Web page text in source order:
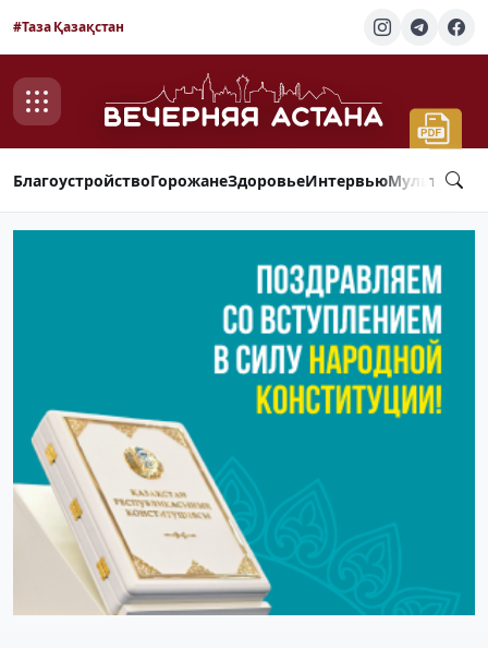
#Таза Қазақстан
БлагоустройствоГорожанеЗдоровьеИнтервью